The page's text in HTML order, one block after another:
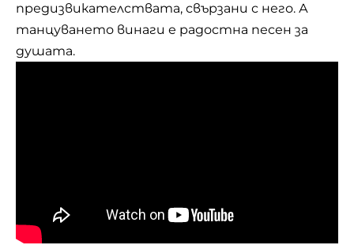
предизвикателствата, свързани с него. А
танцуването винаги е радостна песен за
душата.